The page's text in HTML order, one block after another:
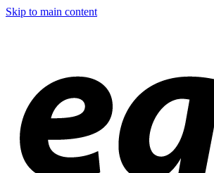
Skip to main content